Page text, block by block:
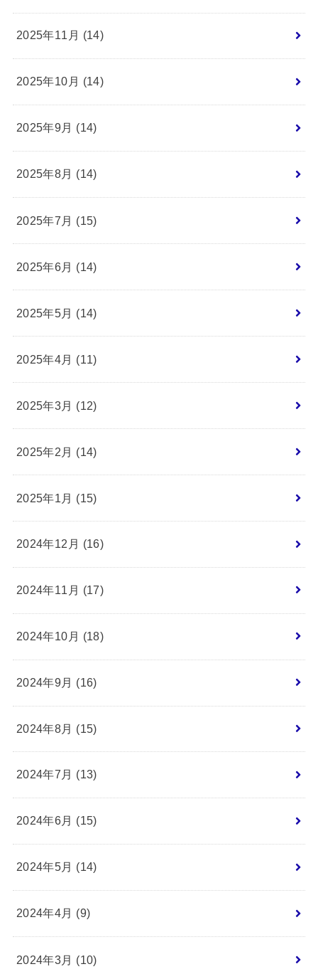
2025年11月 (14)
2025年10月 (14)
2025年9月 (14)
2025年8月 (14)
2025年7月 (15)
2025年6月 (14)
2025年5月 (14)
2025年4月 (11)
2025年3月 (12)
2025年2月 (14)
2025年1月 (15)
2024年12月 (16)
2024年11月 (17)
2024年10月 (18)
2024年9月 (16)
2024年8月 (15)
2024年7月 (13)
2024年6月 (15)
2024年5月 (14)
2024年4月 (9)
2024年3月 (10)